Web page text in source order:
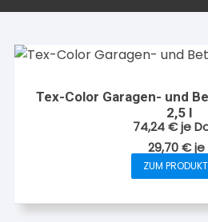
Tex-Color Garagen- und
2,5 l
74,24€je
29,70€je
ZUM